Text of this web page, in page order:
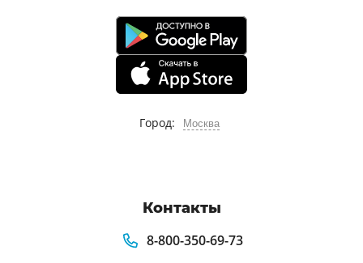
Город: Москва
Контакты
8-800-350-69-73